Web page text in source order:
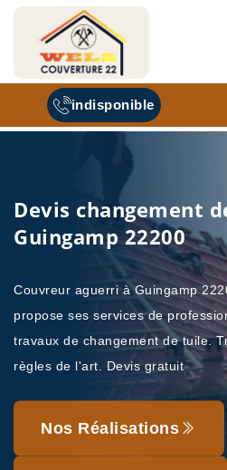
indisponible
Devis changement
Guingamp 22200
Couvreur aguerri à Guingamp
propose ses services de
travaux de changement de tuile.
règles de l'art. Devis gratuit
Nos Réalisations